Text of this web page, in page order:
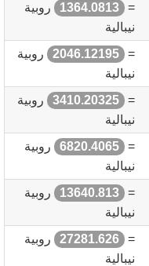
=
1364.0813
روبية
نيبالية
=
2046.12195
روبية
نيبالية
=
3410.20325
روبية
نيبالية
=
6820.4065
روبية
نيبالية
=
13640.813
روبية
نيبالية
=
27281.626
روبية
نيبالية